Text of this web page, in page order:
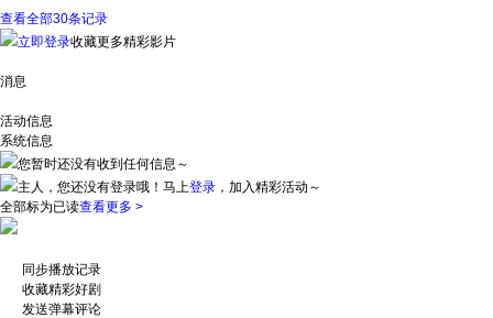
查看全部30条记录
立即登录收藏更多精彩影片
消息
活动信息
系统信息
您暂时还没有收到任何信息～
主人，您还没有登录哦！ 马上登录 ，加入精彩活动～
全部标为已读查看更多 >
同步播放记录
收藏精彩好剧
发送弹幕评论